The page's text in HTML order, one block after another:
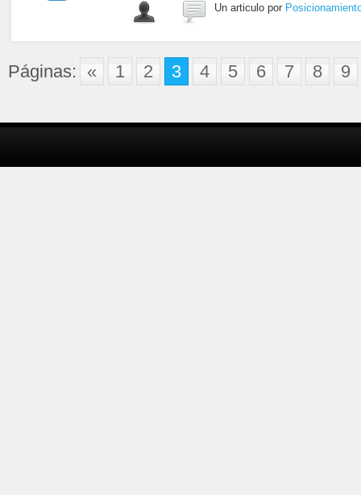
Un articulo por
Páginas: « 1 2 3 4 5 6 7 8 9